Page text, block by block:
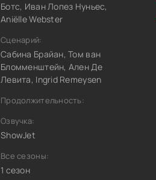
Ботс, Иван Лопез Нуньес,
Aniëlle Webster
Сценарий:
Сабина Брайан, Том ван
Бломменштейн, Ален Де
Левита, Ingrid Remeysen
Продолжительность:
Озвучка:
ShowJet
Все сезоны:
1 сезон